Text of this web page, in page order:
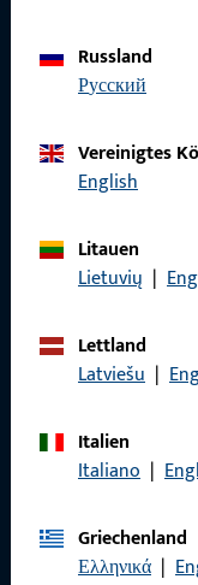
Russland
русский
Vereinigtes
English
Litauen
Lietuvių |
Lettland
Latviešu |
Italien
Italiano |
Griechenland
Ελληνικά |